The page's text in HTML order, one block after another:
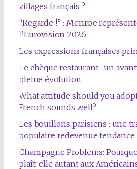
villages français ?
“Regarde !” : Monroe
l’Eurovision 2026
Les expressions françaises
Le chèque restaurant : un
pleine évolution
What attitude should you
French sounds well?
Les bouillons parisiens : une
populaire redevenue tendance
Champagne Problems:
plaît-elle autant aux